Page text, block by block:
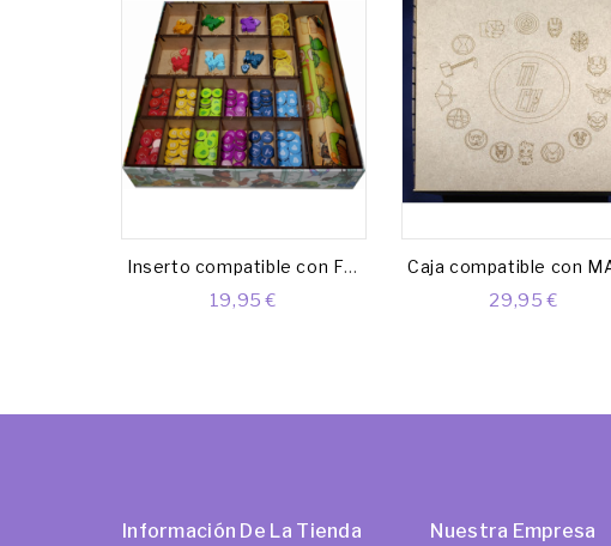
Inserto compatible con FLAMECRAFT
19,95 € 29,95 €
Información De La Tienda Nuestra Empresa